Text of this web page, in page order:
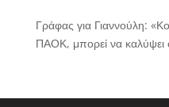
Γράφας για Γιαννούλη:
ΠΑΟΚ, μπορεί να καλύψει